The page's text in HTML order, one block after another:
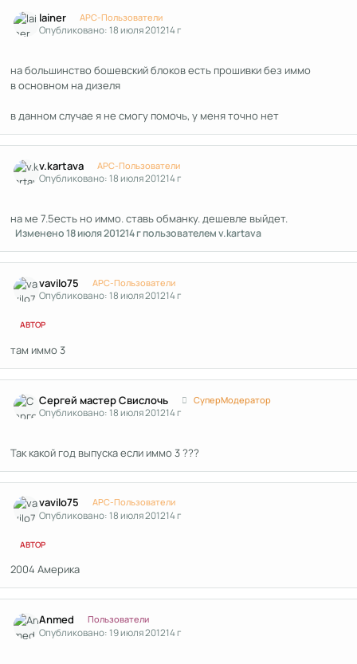
lainer APC-Пользователи
Опубликовано:18 июля 201214 г
на большинство бошевский блоков есть прошивки без иммо
в основном на дизеля
в данном случае я не смогу помочь, у меня точно нет
v.kartava APC-Пользователи
Опубликовано:18 июля 201214 г
на ме 7.5есть но иммо. ставь обманку. дешевле выйдет.
Изменено18 июля 201214 гпользователем v.kartava
vavilo75 APC-Пользователи
Опубликовано:18 июля 201214 г
АВТОР
там иммо 3
Сергей мастер Свислочь СуперМодератор
Опубликовано:18 июля 201214 г
Так какой год выпуска если иммо 3 ???
vavilo75 APC-Пользователи
Опубликовано:18 июля 201214 г
АВТОР
2004 Америка
Anmed Пользователи
Опубликовано:19 июля 201214 г